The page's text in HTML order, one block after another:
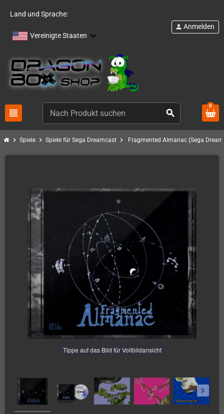
Land und Sprache:
Vereinigte Staaten
view_headline search
person Anmelden
0
chevron_right Spiele chevron_right Spiele für Sega Dreamcast chevron_right Fragmented Almanac (Sega
Tippe auf das Bild für Vollbildansicht